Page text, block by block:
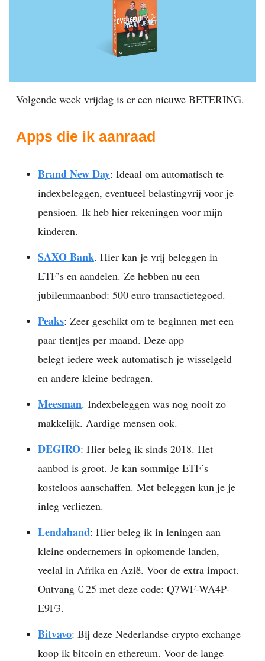
Volgende week vrijdag is er een nieuwe BETERING.
Apps die ik aanraad
Brand New Day: Ideaal om automatisch te
indexbeleggen, eventueel belastingvrij voor je
pensioen. Ik heb hier rekeningen voor mijn
kinderen.
SAXO Bank. Hier kan je vrij beleggen in
ETF’s en aandelen. Ze hebben nu een
jubileumaanbod: 500 euro transactietegoed.
Peaks: Zeer geschikt om te beginnen met een
paar tientjes per maand. Deze app
belegt iedere week automatisch je wisselgeld
en andere kleine bedragen.
Meesman. Indexbeleggen was nog nooit zo
makkelijk. Aardige mensen ook.
DEGIRO: Hier beleg ik sinds 2018. Het
aanbod is groot. Je kan sommige ETF’s
kosteloos aanschaffen. Met beleggen kun je je
inleg verliezen.
Lendahand: Hier beleg ik in leningen aan
kleine ondernemers in opkomende landen,
veelal in Afrika en Azië. Voor de extra impact.
Ontvang € 25 met deze code: Q7WF-WA4P-
E9F3.
Bitvavo: Bij deze Nederlandse crypto exchange
koop ik bitcoin en ethereum. Voor de lange